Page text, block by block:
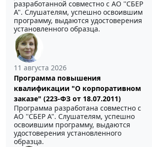
разработанной совместно с АО ''СБЕР
А". Слушателям, успешно освоившим
программу, выдаются удостоверения
установленного образца.
11 августа 2026
Программа повышения
квалификации "О корпоративном
заказе" (223-ФЗ от 18.07.2011)
Программа разработана совместно с
АО ''СБЕР А". Слушателям, успешно
освоившим программу, выдаются
удостоверения установленного
образца.